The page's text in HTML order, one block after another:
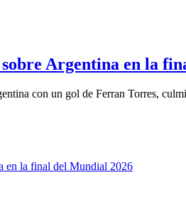
Argentina en la
con un gol de Ferran Torres,